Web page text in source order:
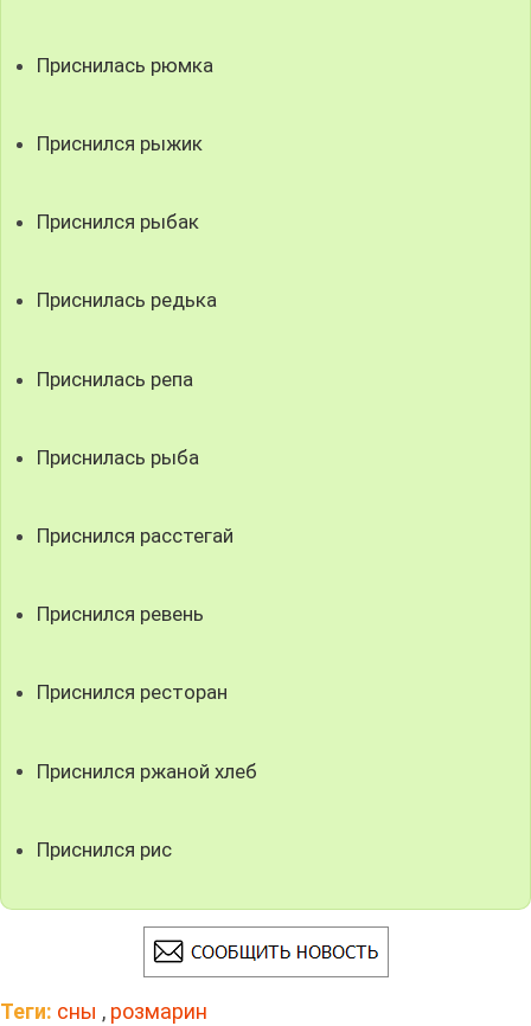
Приснилась рюмка
Приснился рыжик
Приснился рыбак
Приснилась редька
Приснилась репа
Приснилась рыба
Приснился расстегай
Приснился ревень
Приснился ресторан
Приснился ржаной хлеб
Приснился рис
Теги: сны , розмарин